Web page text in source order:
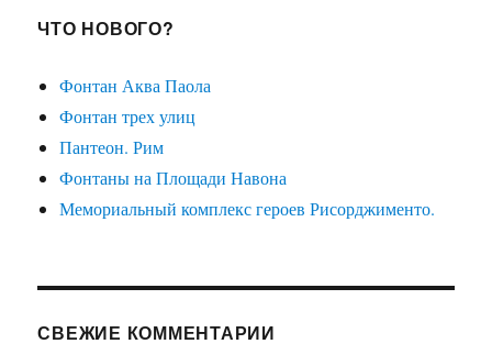
ЧТО НОВОГО?
Фонтан Аква Паола
Фонтан трех улиц
Пантеон. Рим
Фонтаны на Площади Навона
Мемориальный комплекс героев Рисорджименто.
СВЕЖИЕ КОММЕНТАРИИ